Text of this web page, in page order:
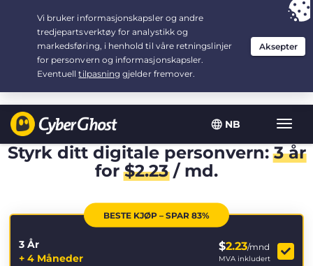
NB
Vis/
Your choice: The Best Dealfor 3.3333333333333-years at $
/month
Styrk ditt digitale personvern:3 år
for$2.23/ md.
BESTE KJØP – SPAR 83%
3 År
+ 4 Måneder
$2.23/mnd
MVA inkludert